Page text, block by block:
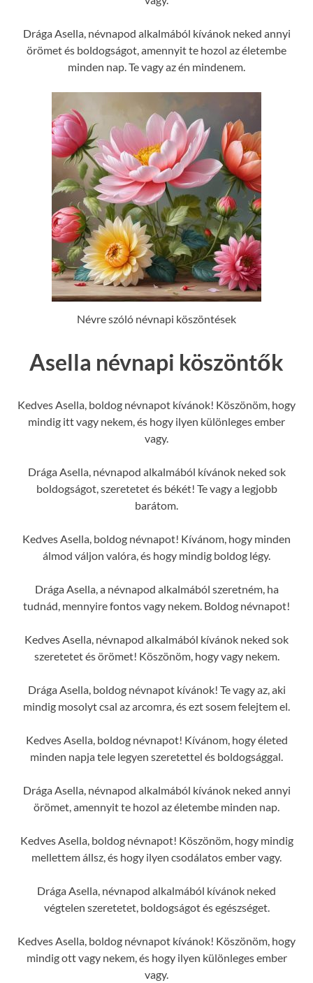
Drága Asella, névnapod alkalmából kívánok neked annyi
örömet és boldogságot, amennyit te hozol az életembe
minden nap. Te vagy az én mindenem.
Névre szóló névnapi köszöntések
Asella névnapi köszöntők
Kedves Asella, boldog névnapot kívánok! Köszönöm, hogy
mindig itt vagy nekem, és hogy ilyen különleges ember
vagy.
Drága Asella, névnapod alkalmából kívánok neked sok
boldogságot, szeretetet és békét! Te vagy a legjobb
barátom.
Kedves Asella, boldog névnapot! Kívánom, hogy minden
álmod váljon valóra, és hogy mindig boldog légy.
Drága Asella, a névnapod alkalmából szeretném, ha
tudnád, mennyire fontos vagy nekem. Boldog névnapot!
Kedves Asella, névnapod alkalmából kívánok neked sok
szeretetet és örömet! Köszönöm, hogy vagy nekem.
Drága Asella, boldog névnapot kívánok! Te vagy az, aki
mindig mosolyt csal az arcomra, és ezt sosem felejtem el.
Kedves Asella, boldog névnapot! Kívánom, hogy életed
minden napja tele legyen szeretettel és boldogsággal.
Drága Asella, névnapod alkalmából kívánok neked annyi
örömet, amennyit te hozol az életembe minden nap.
Kedves Asella, boldog névnapot! Köszönöm, hogy mindig
mellettem állsz, és hogy ilyen csodálatos ember vagy.
Drága Asella, névnapod alkalmából kívánok neked
végtelen szeretetet, boldogságot és egészséget.
Kedves Asella, boldog névnapot kívánok! Köszönöm, hogy
mindig ott vagy nekem, és hogy ilyen különleges ember
vagy.